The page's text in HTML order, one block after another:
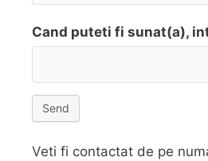
Cand puteti fi sunat(a),
Send
Veti fi contactat de pe